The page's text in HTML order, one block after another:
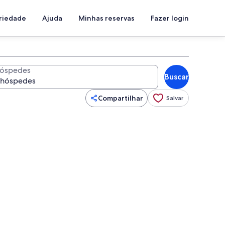
Ajuda Minhas reservas Fazer login
Buscar
Compartilhar Salvar